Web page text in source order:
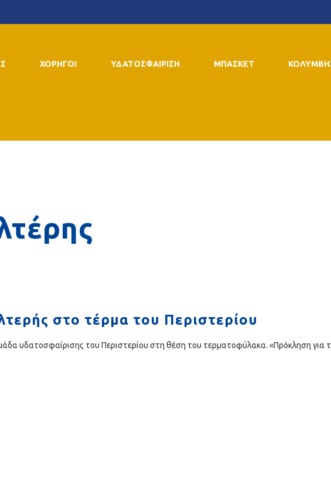
ΧΟΡΗΓΟΙ ΥΔΑΤΟΣΦΑΙΡΙΣΗ ΜΠΑΣΚΕΤ
στο τέρμα του Περιστερίου
υδατοσφαίρισης του Περιστερίου στη θέση του τερματοφύλακα. «Πρόκληση για